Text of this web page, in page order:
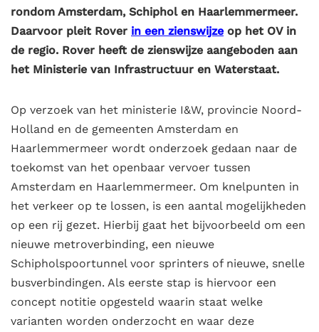
rondom Amsterdam, Schiphol en Haarlemmermeer.
Daarvoor pleit Rover in een zienswijze op het OV in
de regio. Rover heeft de zienswijze aangeboden aan
het Ministerie van Infrastructuur en Waterstaat.
Op verzoek van het ministerie I&W, provincie Noord-
Holland en de gemeenten Amsterdam en
Haarlemmermeer wordt onderzoek gedaan naar de
toekomst van het openbaar vervoer tussen
Amsterdam en Haarlemmermeer. Om knelpunten in
het verkeer op te lossen, is een aantal mogelijkheden
op een rij gezet. Hierbij gaat het bijvoorbeeld om een
nieuwe metroverbinding, een nieuwe
Schipholspoortunnel voor sprinters of nieuwe, snelle
busverbindingen. Als eerste stap is hiervoor een
concept notitie opgesteld waarin staat welke
varianten worden onderzocht en waar deze